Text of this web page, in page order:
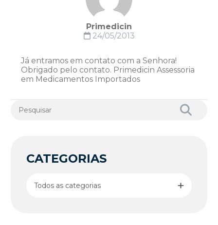
Primedicin
24/05/2013
Já entramos em contato com a Senhora!
Obrigado pelo contato. Primedicin Assessoria
em Medicamentos Importados
CATEGORIAS
Todos as categorias